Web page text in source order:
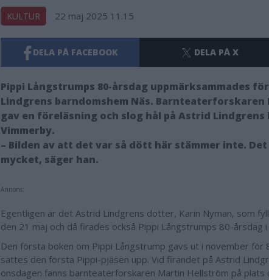
KULTUR 22 maj 2025 11.15
DELA PÅ FACEBOOK DELA PÅ X
Pippi Långstrumps 80-årsdag uppmärksammades
Lindgrens barndomshem Näs.
gav en föreläsning och slog hål på Astrid Lindgrens
Vimmerby.
– Bilden av att det var så dött här stämmer inte.
mycket, säger han.
Annons:
Egentligen är det Astrid Lindgrens dotter, Karin Nyman, som
den 21 maj och då firades också Pippi Långstrumps 80-årsdag
Den första boken om Pippi Långstrump gavs ut i november för
sattes den första Pippi-pjäsen upp. Vid firandet på Astrid
onsdagen fanns barnteaterforskaren Martin Hellström på plats